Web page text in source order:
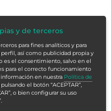
que se dedica al estudio
en los seres vivos,desde
El origen de la biología
1940, donde Avery
bacteriana depende del
capaz de acarrear consigo
y de terceros
para fines analíticos y para
así como publicidad propia y
es el consentimiento, salvo en el
para el correcto funcionamiento
en nuestra Política de
el botón “ACEPTAR”,
o bien configurar su uso